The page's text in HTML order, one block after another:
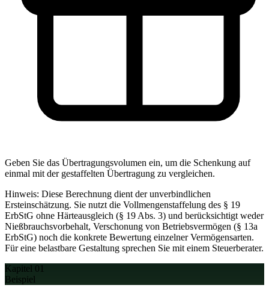
Geben Sie das Übertragungsvolumen ein, um die Schenkung auf
einmal mit der gestaffelten Übertragung zu vergleichen.
Hinweis: Diese Berechnung dient der unverbindlichen
Ersteinschätzung. Sie nutzt die Vollmengenstaffelung des § 19
ErbStG ohne Härteausgleich (§ 19 Abs. 3) und berücksichtigt weder
Nießbrauchsvorbehalt, Verschonung von Betriebsvermögen (§ 13a
ErbStG) noch die konkrete Bewertung einzelner Vermögensarten.
Für eine belastbare Gestaltung sprechen Sie mit einem Steuerberater.
Kapitel 01
Beispiel